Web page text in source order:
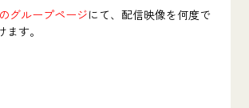
グループページにて、配信映像を何度で
す。